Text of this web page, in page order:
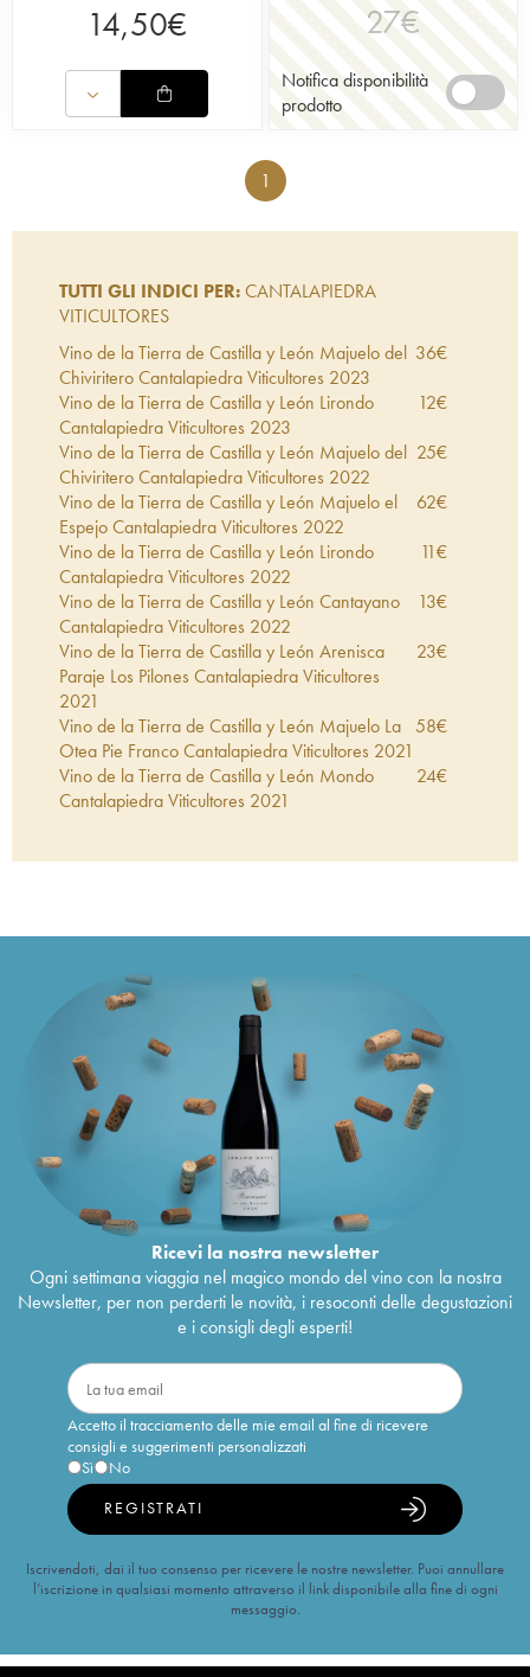
14,50€ 27€
Notifica disponibilità
prodotto
1
TUTTI GLI INDICI PER:CANTALAPIEDRA
VITICULTORES
Vino de la Tierra de Castilla y León Majuelo del
Chiviritero Cantalapiedra Viticultores 2023
36€
Vino de la Tierra de Castilla y León Lirondo
Cantalapiedra Viticultores 2023
12€
Vino de la Tierra de Castilla y León Majuelo del
Chiviritero Cantalapiedra Viticultores 2022
25€
Vino de la Tierra de Castilla y León Majuelo el
Espejo Cantalapiedra Viticultores 2022
62€
Vino de la Tierra de Castilla y León Lirondo
Cantalapiedra Viticultores 2022
11€
Vino de la Tierra de Castilla y León Cantayano
Cantalapiedra Viticultores 2022
13€
Vino de la Tierra de Castilla y León Arenisca
Paraje Los Pilones Cantalapiedra Viticultores
2021
23€
Vino de la Tierra de Castilla y León Majuelo La
Otea Pie Franco Cantalapiedra Viticultores 2021
58€
Vino de la Tierra de Castilla y León Mondo
Cantalapiedra Viticultores 2021
24€
Vino de la Tierra de Castilla y León Alto Las
Cuestas Cantalapiedra Viticultores
Ricevi la nostra newsletter
Ogni settimana viaggia nel magico mondo del vino con la nostra
Newsletter, per non perderti le novità, i resoconti delle degustazioni
e i consigli degli esperti!
Accetto il tracciamento delle mie email al fine di ricevere
consigli e suggerimenti personalizzati
Sì
No
REGISTRATI
Iscrivendoti, dai il tuo consenso per ricevere le nostre newsletter. Puoi annullare
l’iscrizione in qualsiasi momento attraverso il link disponibile alla fine di ogni
messaggio.